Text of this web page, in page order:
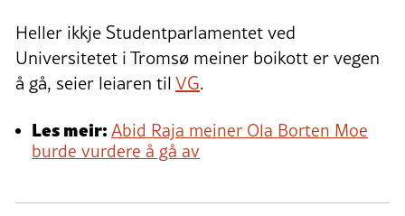
Heller ikkje Studentparlamentet ved
Universitetet i Tromsø meiner boikott er vegen
å gå, seier leiaren tilVG.
Les meir:Abid Raja meiner Ola Borten Moe
burde vurdere å gå av